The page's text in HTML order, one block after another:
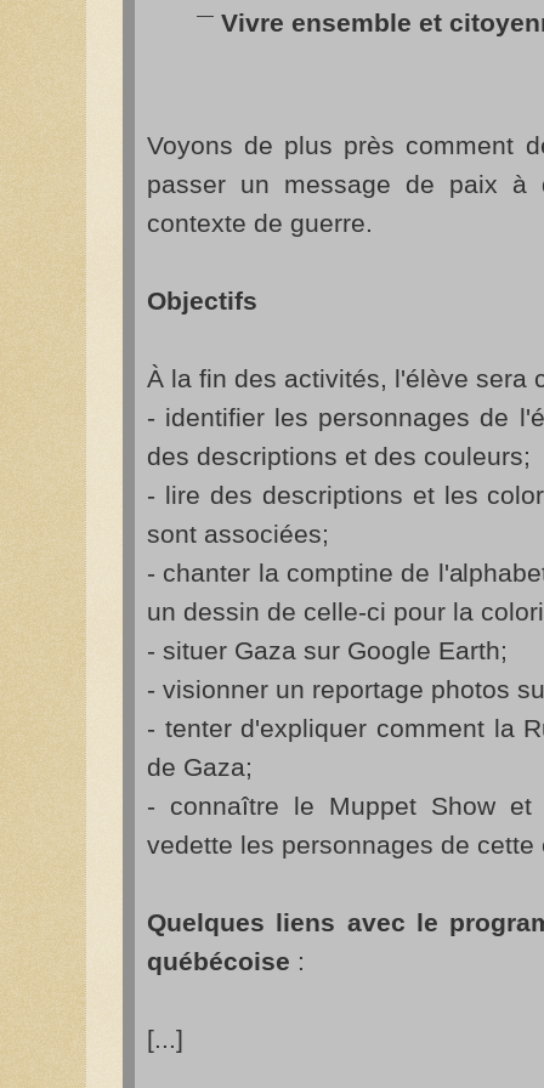
Vivre ensemble et
Voyons de plus près comment
passer un message de paix à
contexte de guerre.
Objectifs
À la fin des activités, l'élève sera
- identifier les personnages de
des descriptions et des couleurs;
- lire des descriptions et les
sont associées;
- chanter la comptine de
un dessin de celle-ci pour la
- situer Gaza sur Google Earth;
- visionner un reportage photos
- tenter d'expliquer comment la
de Gaza;
- connaître le Muppet Show
vedette les personnages de cette
Quelques liens avec le
québécoise :
[...]